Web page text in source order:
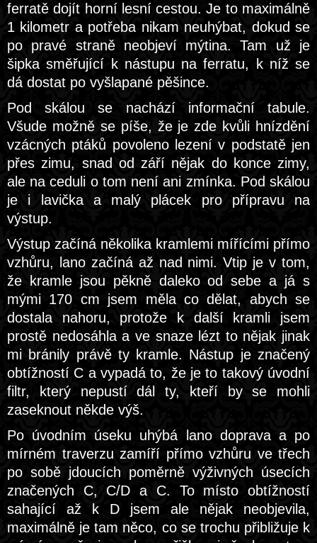
ferratě dojít horní lesní cestou. Je to maximálně
1 kilometr a potřeba nikam neuhýbat, dokud se
po pravé straně neobjeví mýtina. Tam už je
šipka směřující k nástupu na ferratu, k níž se
dá dostat po vyšlapané pěšince.
Pod skálou se nachází informační tabule.
Všude možně se píše, že je zde kvůli hnízdění
vzácných ptáků povoleno lezení v podstatě jen
přes zimu, snad od září nějak do konce zimy,
ale na ceduli o tom není ani zmínka. Pod skálou
je i lavička a malý plácek pro přípravu na
výstup.
Výstup začíná několika kramlemi mířícími přímo
vzhůru, lano začíná až nad nimi. Vtip je v tom,
že kramle jsou pěkně daleko od sebe a já s
mými 170 cm jsem měla co dělat, abych se
dostala nahoru, protože k další kramli jsem
prostě nedosáhla a ve snaze lézt to nějak jinak
mi bránily právě ty kramle. Nástup je značený
obtížností C a vypadá to, že je to takový úvodní
filtr, který nepustí dál ty, kteří by se mohli
zaseknout někde výš.
Po úvodním úseku uhýbá lano doprava a po
mírném traverzu zamíří přímo vzhůru ve třech
po sobě jdoucích poměrně výživných úsecích
značených C, C/D a C. To místo obtížností
sahající až k D jsem ale nějak neobjevila,
maximálně je tam něco, co se trochu přibližuje k